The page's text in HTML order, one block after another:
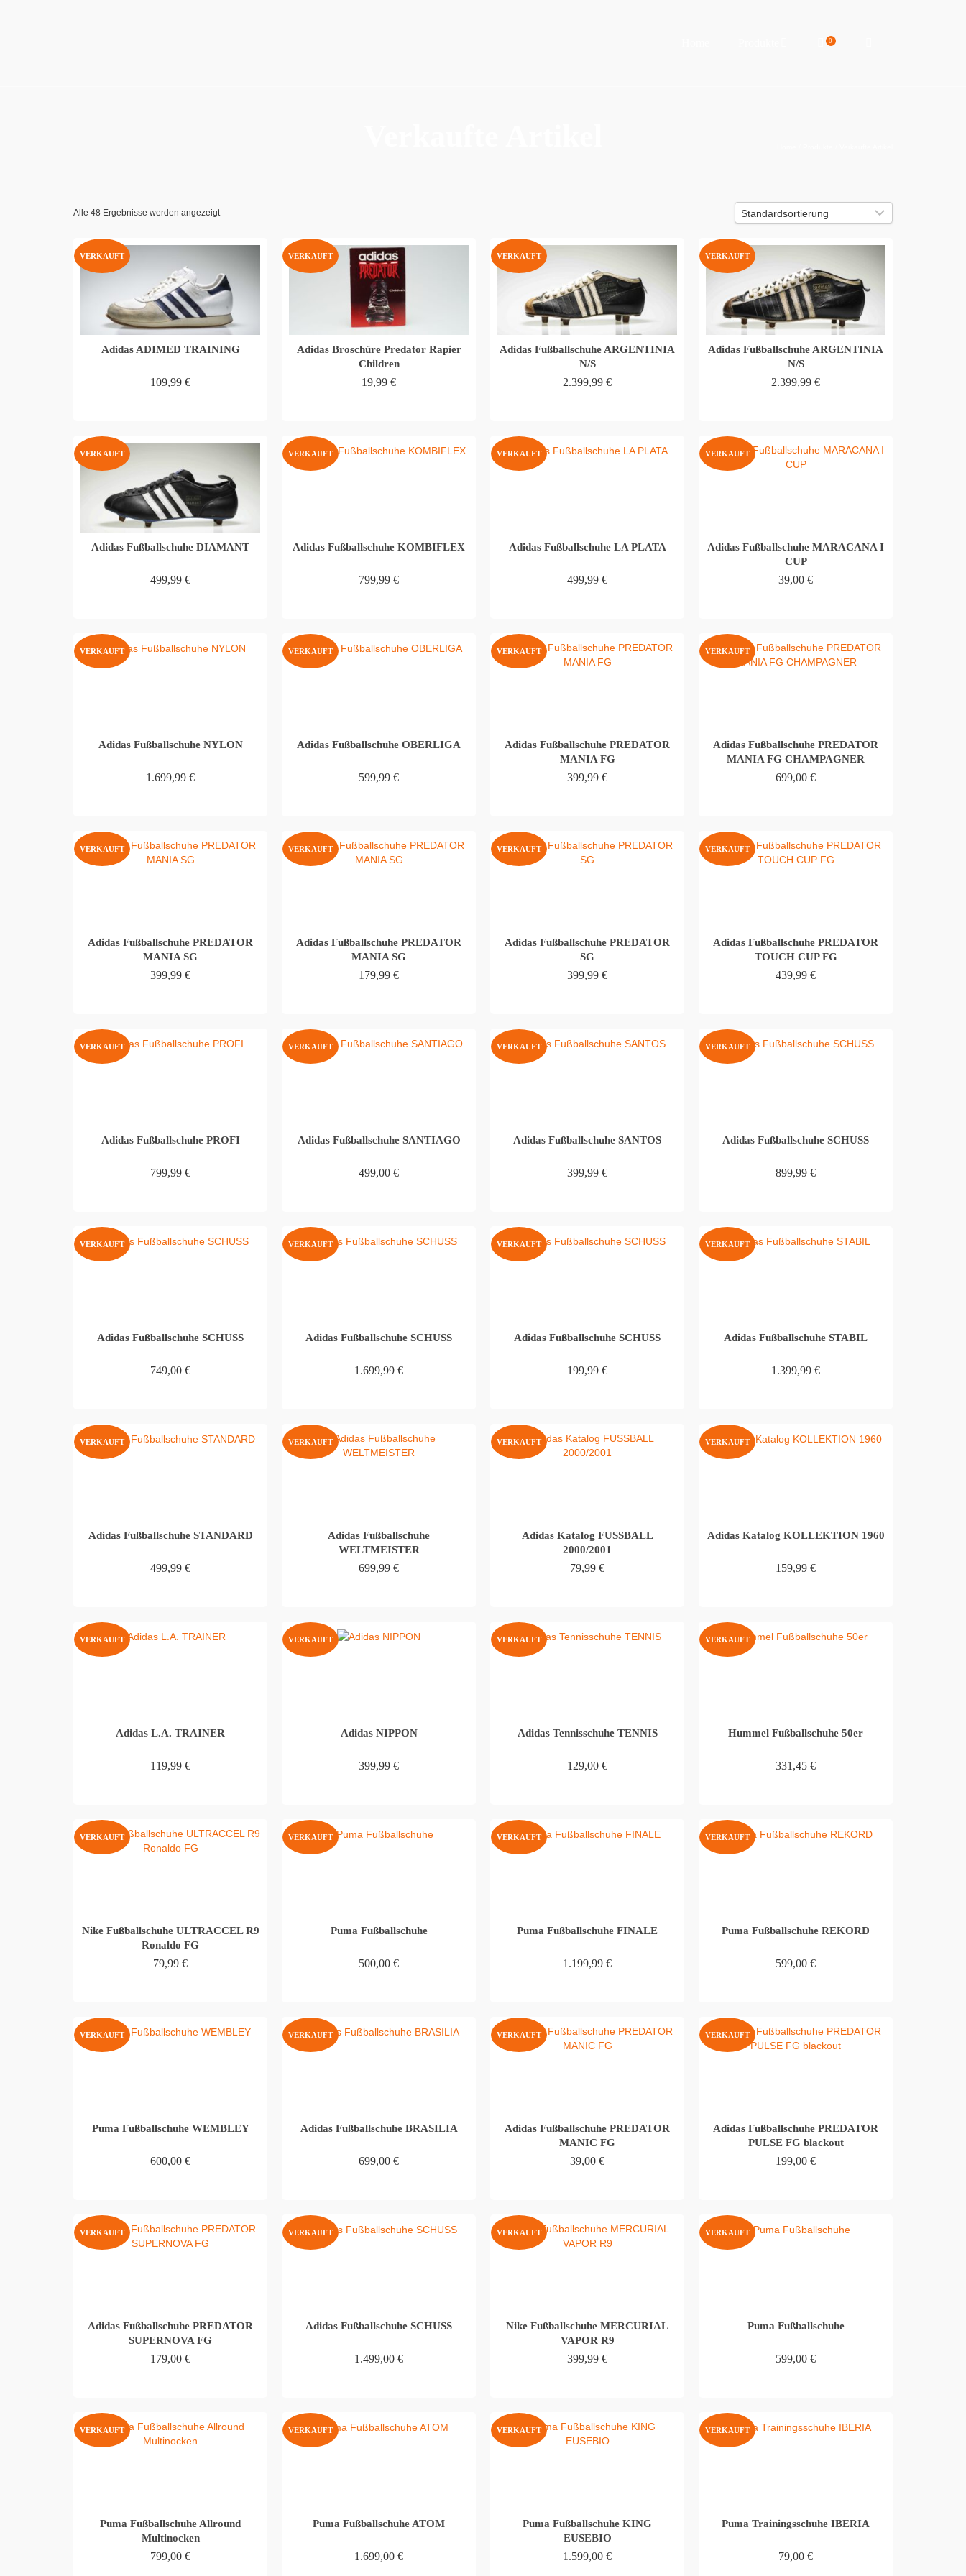
0
Alle 48 Ergebnisse werden angezeigt
VERKAUFT
Adidas ADIMED TRAINING
109,99 €
VERKAUFT
Adidas Broschüre Predator Rapier
Children
19,99 €
VERKAUFT
Adidas Fußballschuhe ARGENTINIA
N/S
2.399,99 €
VERKAUFT
Adidas Fußballschuhe ARGENTINIA
N/S
2.399,99 €
VERKAUFT
Adidas Fußballschuhe DIAMANT
499,99 €
VERKAUFT
Adidas Fußballschuhe KOMBIFLEX
799,99 €
VERKAUFT
Adidas Fußballschuhe LA PLATA
499,99 €
VERKAUFT
Adidas Fußballschuhe MARACANA I
CUP
39,00 €
VERKAUFT
Adidas Fußballschuhe NYLON
1.699,99 €
VERKAUFT
Adidas Fußballschuhe OBERLIGA
599,99 €
VERKAUFT
Adidas Fußballschuhe PREDATOR
MANIA FG
399,99 €
VERKAUFT
Adidas Fußballschuhe PREDATOR
MANIA FG CHAMPAGNER
699,00 €
VERKAUFT
Adidas Fußballschuhe PREDATOR
MANIA SG
399,99 €
VERKAUFT
Adidas Fußballschuhe PREDATOR
MANIA SG
179,99 €
VERKAUFT
Adidas Fußballschuhe PREDATOR
SG
399,99 €
VERKAUFT
Adidas Fußballschuhe PREDATOR
TOUCH CUP FG
439,99 €
VERKAUFT
Adidas Fußballschuhe PROFI
799,99 €
VERKAUFT
Adidas Fußballschuhe SANTIAGO
499,00 €
VERKAUFT
Adidas Fußballschuhe SANTOS
399,99 €
VERKAUFT
Adidas Fußballschuhe SCHUSS
899,99 €
VERKAUFT
Adidas Fußballschuhe SCHUSS
749,00 €
VERKAUFT
Adidas Fußballschuhe SCHUSS
1.699,99 €
VERKAUFT
Adidas Fußballschuhe SCHUSS
199,99 €
VERKAUFT
Adidas Fußballschuhe STABIL
1.399,99 €
VERKAUFT
Adidas Fußballschuhe STANDARD
499,99 €
VERKAUFT
Adidas Fußballschuhe
WELTMEISTER
699,99 €
VERKAUFT
Adidas Katalog FUSSBALL
2000/2001
79,99 €
VERKAUFT
Adidas Katalog KOLLEKTION 1960
159,99 €
VERKAUFT
Adidas L.A. TRAINER
119,99 €
VERKAUFT
Adidas NIPPON
399,99 €
VERKAUFT
Adidas Tennisschuhe TENNIS
129,00 €
VERKAUFT
Hummel Fußballschuhe 50er
331,45 €
VERKAUFT
Nike Fußballschuhe ULTRACCEL R9
Ronaldo FG
79,99 €
VERKAUFT
Puma Fußballschuhe
500,00 €
VERKAUFT
Puma Fußballschuhe FINALE
1.199,99 €
VERKAUFT
Puma Fußballschuhe REKORD
599,00 €
VERKAUFT
Puma Fußballschuhe WEMBLEY
600,00 €
VERKAUFT
Adidas Fußballschuhe BRASILIA
699,00 €
VERKAUFT
Adidas Fußballschuhe PREDATOR
MANIC FG
39,00 €
VERKAUFT
Adidas Fußballschuhe PREDATOR
PULSE FG blackout
199,00 €
VERKAUFT
Adidas Fußballschuhe PREDATOR
SUPERNOVA FG
179,00 €
VERKAUFT
Adidas Fußballschuhe SCHUSS
1.499,00 €
VERKAUFT
Nike Fußballschuhe MERCURIAL
VAPOR R9
399,99 €
VERKAUFT
Puma Fußballschuhe
599,00 €
VERKAUFT
Puma Fußballschuhe Allround
Multinocken
799,00 €
VERKAUFT
Puma Fußballschuhe ATOM
1.699,00 €
VERKAUFT
Puma Fußballschuhe KING
EUSEBIO
1.599,00 €
VERKAUFT
Puma Trainingsschuhe IBERIA
79,00 €